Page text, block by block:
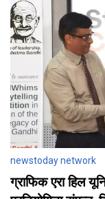
newstoday network
ग्राफिक एरा हिल